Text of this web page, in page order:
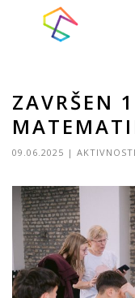
ZAVRŠEN
09.06.2025 | AKTIVNOSTI